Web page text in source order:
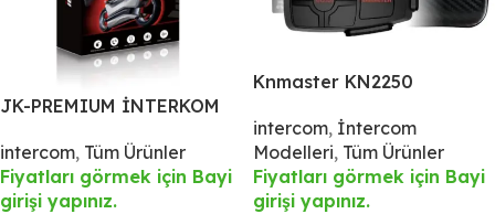
JK-PREMIUM İNTERKOM
intercom, Tüm Ürünler
Fiyatları görmek için Bayi
girişi yapınız.
Knmaster KN2250
Bluetooth Intercom
Kulaklık Seti
intercom, İntercom
Modelleri, Tüm Ürünler
Fiyatları görmek için Bayi
girişi yapınız.